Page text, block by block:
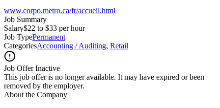
www.corpo.metro.ca/fr/accueil.html
Job Summary
Salary$22 to $33 per hour
Job TypePermanent
CategoriesAccounting / Auditing, Retail
Job Offer Inactive
This job offer is no longer available. It may have expired or been
removed by the employer.
About the Company